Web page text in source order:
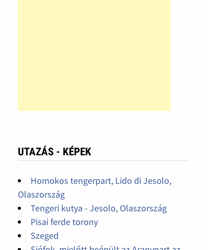
UTAZÁS - KÉPEK
Homokos tengerpart, Lido di Jesolo,
Olaszország
Tengeri kutya - Jesolo, Olaszország
Pisai ferde torony
Szeged